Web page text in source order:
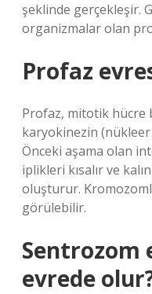
şeklinde gerçekleşir.
organizmalar olan
Profaz
Profaz, mitotik hücre
karyokinezin (nükleer
Önceki aşama olan
iplikleri kısalır ve
oluşturur.
görülebilir.
Sentrozom
evrede